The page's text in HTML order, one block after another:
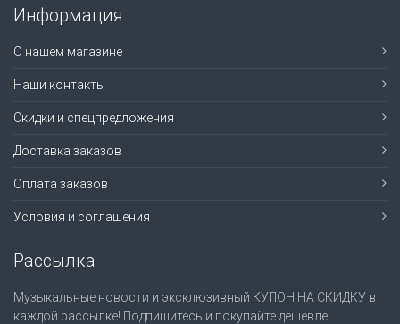
Информация
О нашем магазине
Наши контакты
Скидки и спецпредложения
Доставка заказов
Оплата заказов
Условия и соглашения
Рассылка
Музыкальные новости и эксклюзивный КУПОН НА СКИДКУ в
каждой рассылке! Подпишитесь и покупайте дешевле!